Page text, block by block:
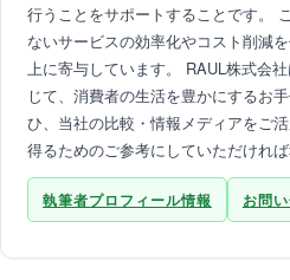
行うことをサポートすることです。
ないサービスの効率化やコスト削減
上に寄与しています。 RAUL株式会
じて、消費者の生活を豊かにするお
ひ、当社の比較・情報メディアをご
得るためのご参考にしていただければ
執筆者プロフィール情報 お問